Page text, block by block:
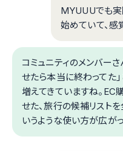
MYUUUでも実
始めていて、感
コミュニティのメンバー
せたら本当に終わってた
増えてきていますね。
せた、旅行の候補リスト
いうような使い方が広がっ